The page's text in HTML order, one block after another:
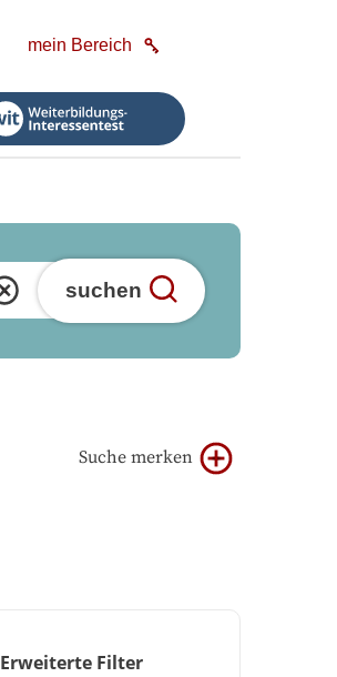
mein Bereich
suchen
Suche merken
Erweiterte Filter